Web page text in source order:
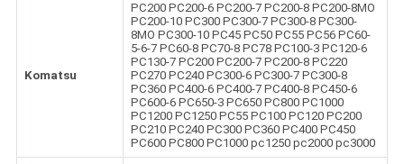
Komatsu
PC200 PC200-6 PC200-7 PC200-8 PC200-8MO
PC200-10 PC300 PC300-7 PC300-8 PC300-
8MO PC300-10 PC45 PC50 PC55 PC56 PC60-
5-6-7 PC60-8 PC70-8 PC78 PC100-3 PC120-6
PC130-7 PC200 PC200-7 PC200-8 PC220
PC270 PC240 PC300-6 PC300-7 PC300-8
PC360 PC400-6 PC400-7 PC400-8 PC450-6
PC600-6 PC650-3 PC650 PC800 PC1000
PC1200 PC1250 PC55 PC100 PC120 PC200
PC210 PC240 PC300 PC360 PC400 PC450
PC600 PC800 PC1000 pc1250 pc2000 pc3000